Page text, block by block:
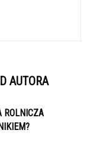
AUTORA
ROLNICZA